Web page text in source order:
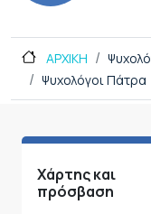
ΑΡΧΙΚΗ
Ψυχολόγοι Πάτρα
Χάρτης και
πρόσβαση